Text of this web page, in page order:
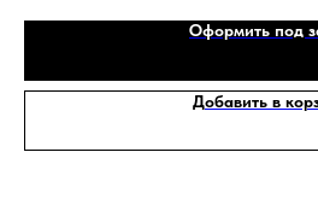
Оформить под
Добавить в